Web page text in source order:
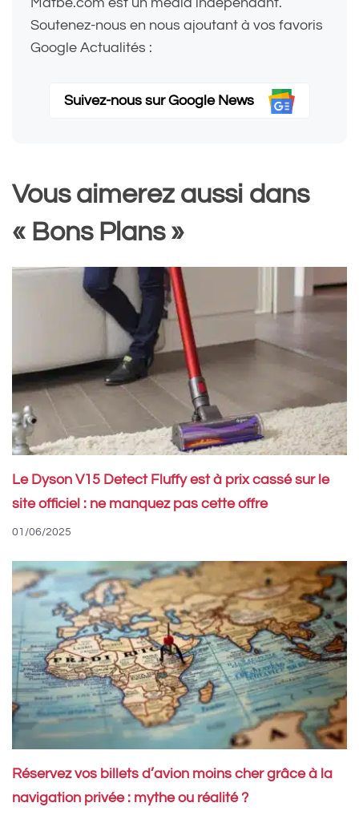
Soutenez-nous en nous ajoutant à vos favoris
Google Actualités :
Suivez-nous sur Google News
Vous aimerez aussi dans
« Bons Plans »
Le Dyson V15 Detect Fluffy est à prix cassé sur le
site officiel : ne manquez pas cette offre
01/06/2025
Réservez vos billets d’avion moins cher grâce à la
navigation privée : mythe ou réalité ?